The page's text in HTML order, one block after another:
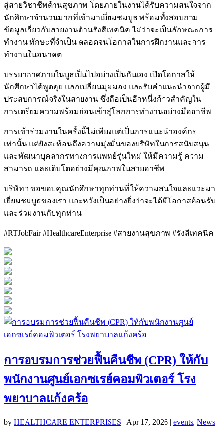
สู่สายวิชาชีพด้านสุขภาพ โดยภายในงานได้รับความสนใจจาก
นักศึกษาจำนวนมากที่เข้ามาเยี่ยมชมบูธ พร้อมทั้งสอบถาม
ข้อมูลเกี่ยวกับสายงานด้านรังสีเทคนิค ไม่ว่าจะเป็นลักษณะการ
ทำงาน ทักษะที่จำเป็น ตลอดจนโอกาสในการฝึกงานและการ
ทำงานในอนาคต
บรรยากาศภายในบูธเป็นไปอย่างเป็นกันเอง เปิดโอกาสให้
นักศึกษาได้พูดคุย แลกเปลี่ยนมุมมอง และรับคำแนะนำจากผู้มี
ประสบการณ์จริงในสายงาน ซึ่งถือเป็นอีกหนึ่งก้าวสำคัญใน
การเตรียมความพร้อมก่อนเข้าสู่โลกการทำงานอย่างมืออาชีพ
การเข้าร่วมงานในครั้งนี้ไม่เพียงแต่เป็นการแนะนำองค์กร
เท่านั้น แต่ยังสะท้อนถึงความมุ่งมั่นของบริษัทในการสนับสนุน
และพัฒนาบุคลากรทางการแพทย์รุ่นใหม่ ให้มีความรู้ ความ
สามารถ และเติบโตอย่างมีคุณภาพในสายอาชีพ
บริษัทฯ ขอขอบคุณนักศึกษาทุกท่านที่ให้ความสนใจและแวะมา
เยี่ยมชมบูธของเรา และหวังเป็นอย่างยิ่งว่าจะได้มีโอกาสต้อนรับ
และร่วมงานกับทุกท่าน
#RTJobFair #HealthcareEnterprise #สายงานสุขภาพ #รังสีเทคนิค
การอบรมการช่วยฟื้นคืนชีพ (CPR) ให้กับ
พนักงานศูนย์เอกซเรย์คอมพิวเตอร์ โรง
พยาบาลแก้งคร้อ
by HEALTHCARE ENTERPRISES | Apr 17, 2026 | events, News